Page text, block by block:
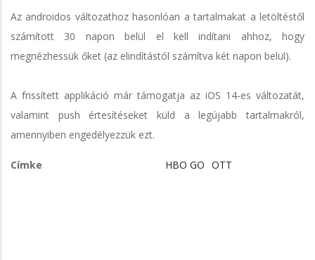
Az androidos változathoz hasonlóan a tartalmakat a letöltéstől
számított 30 napon belül el kell indítani ahhoz, hogy
megnézhessük őket (az elindítástól számítva két napon belül).
A frissített applikáció már támogatja az iOS 14-es változatát,
valamint push értesítéseket küld a legújabb tartalmakról,
amennyiben engedélyezzük ezt.
Címke HBO GO OTT